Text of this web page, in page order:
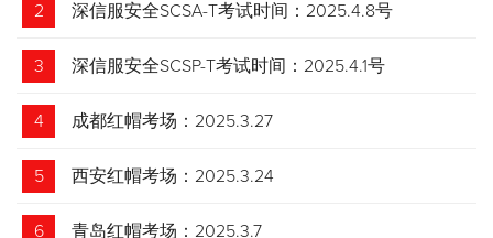
2 深信服安全SCSA-T考试时间：2025.4.8号
3 深信服安全SCSP-T考试时间：2025.4.1号
4 成都红帽考场：2025.3.27
5 西安红帽考场：2025.3.24
6 青岛红帽考场：2025.3.7